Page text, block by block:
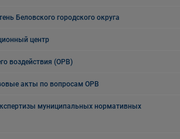
Беловского городского округа
центр
воздействия (ОРВ)
акты по вопросам ОРВ
муниципальных нормативных